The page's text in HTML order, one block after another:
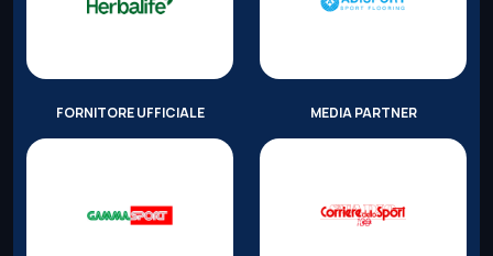
FORNITORE UFFICIALE MEDIA PARTNER